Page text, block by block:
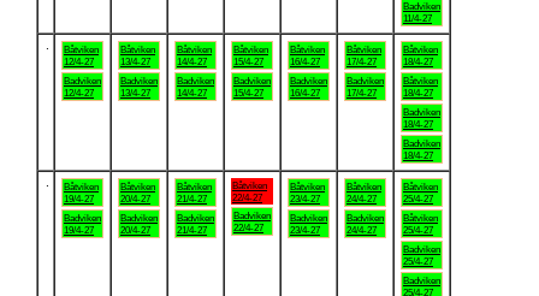
Badviken
11/4-27
Båtviken
12/4-27
Badviken
12/4-27
Båtviken
13/4-27
Badviken
13/4-27
Båtviken
14/4-27
Badviken
14/4-27
Båtviken
15/4-27
Badviken
15/4-27
Båtviken
16/4-27
Badviken
16/4-27
Båtviken
17/4-27
Badviken
17/4-27
Båtviken
18/4-27
Båtviken
18/4-27
Badviken
18/4-27
Badviken
18/4-27
Båtviken
19/4-27
Badviken
19/4-27
Båtviken
20/4-27
Badviken
20/4-27
Båtviken
21/4-27
Badviken
21/4-27
Båtviken
22/4-27
Badviken
22/4-27
Båtviken
23/4-27
Badviken
23/4-27
Båtviken
24/4-27
Badviken
24/4-27
Båtviken
25/4-27
Båtviken
25/4-27
Badviken
25/4-27
Badviken
25/4-27